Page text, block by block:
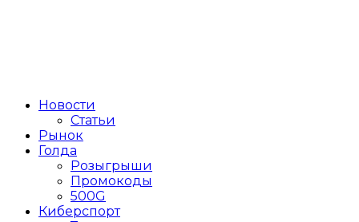
Новости
Статьи
Рынок
Голда
Розыгрыши
Промокоды
500G
Киберспорт